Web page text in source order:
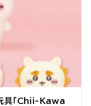
具「Chii-Kawa